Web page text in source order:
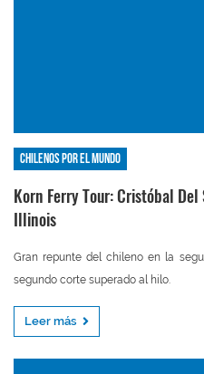
Chilenos por el mundo
Korn Ferry Tour: Cristóbal
Illinois
Gran repunte del chileno en la
segundo corte superado al hilo.
Leer más